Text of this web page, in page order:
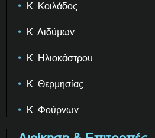
Κ. Κοιλάδος
Κ. Διδύμων
Κ. Ηλιοκάστρου
Κ. Θερμησίας
Κ. Φούρνων